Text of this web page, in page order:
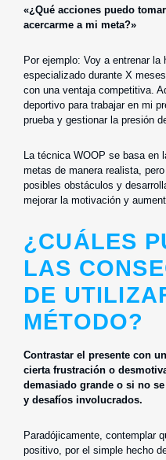
«¿Qué acciones puedo
acercarme a mi meta?»
Por ejemplo: Voy a entrenar la
especializado durante X
con una ventaja competitiva.
deportivo para trabajar en mi
prueba y gestionar la presión
La técnica WOOP se basa
metas de manera realista,
posibles obstáculos y
mejorar la motivación y
¿CUÁLES
LAS
DE
MÉTODO?
Contrastar el presente con
cierta frustración o
demasiado grande o si no
y desafíos involucrados.
Paradójicamente, contemplar
positivo, por el simple hecho